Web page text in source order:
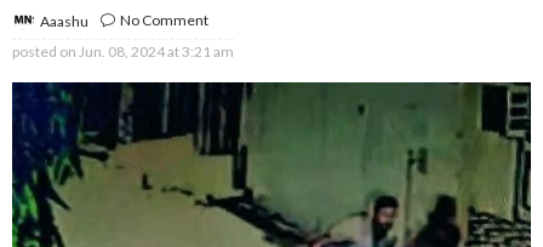
Aaashu
No Comment
posted on Jun. 08, 2024 at 3:21 am